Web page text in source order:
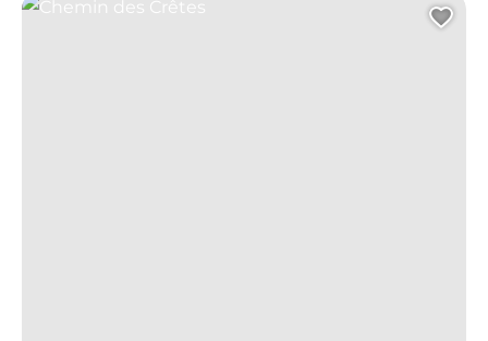
Chemin des Crêtes